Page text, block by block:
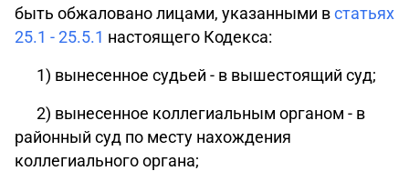
быть обжаловано лицами, указанными встатьях
25.1 - 25.5.1 настоящего Кодекса:
1) вынесенное судьей - в вышестоящий суд;
2) вынесенное коллегиальным органом - в
районный суд по месту нахождения
коллегиального органа;